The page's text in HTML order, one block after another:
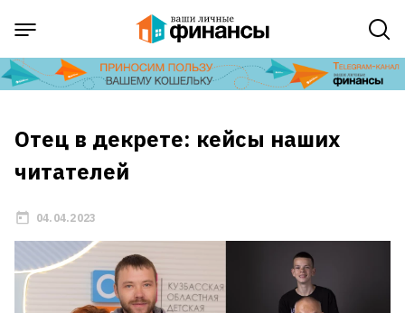
Отец в декрете: кейсы наших
читателей
04.04.2023